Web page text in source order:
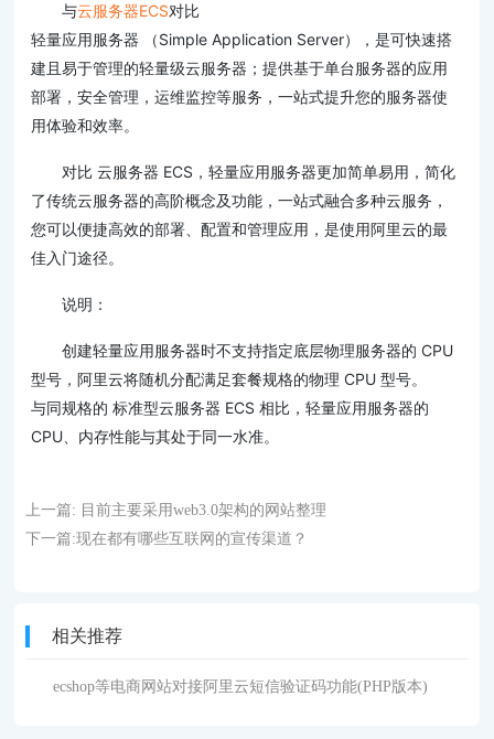
与云服务器ECS对比
轻量应用服务器 （Simple Application Server），是可快速搭
建且易于管理的轻量级云服务器；提供基于单台服务器的应用
部署，安全管理，运维监控等服务，一站式提升您的服务器使
用体验和效率。
对比 云服务器 ECS，轻量应用服务器更加简单易用，简化
了传统云服务器的高阶概念及功能，一站式融合多种云服务，
您可以便捷高效的部署、配置和管理应用，是使用阿里云的最
佳入门途径。
说明：
创建轻量应用服务器时不支持指定底层物理服务器的 CPU
型号，阿里云将随机分配满足套餐规格的物理 CPU 型号。
与同规格的 标准型云服务器 ECS 相比，轻量应用服务器的
CPU、内存性能与其处于同一水准。
上一篇: 目前主要采用web3.0架构的网站整理
下一篇:现在都有哪些互联网的宣传渠道？
相关推荐
ecshop等电商网站对接阿里云短信验证码功能(PHP版本)